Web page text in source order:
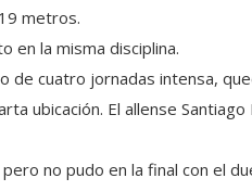
metros.
en la misma disciplina.
cuatro jornadas intensa,
ubicación. El allense
no pudo en la final con el